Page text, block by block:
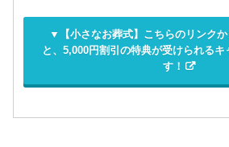
▼【小さなお葬式】こちらのリンクか
と、5,000円割引の特典が受けられる
す！